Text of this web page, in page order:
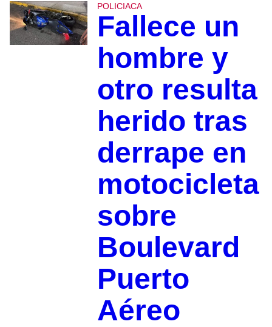
POLICIACA
Fallece un
hombre y
otro resulta
herido tras
derrape en
motocicleta
sobre
Boulevard
Puerto
Aéreo